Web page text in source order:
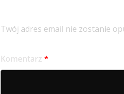
Twój adres email nie zostanie
Komentarz*